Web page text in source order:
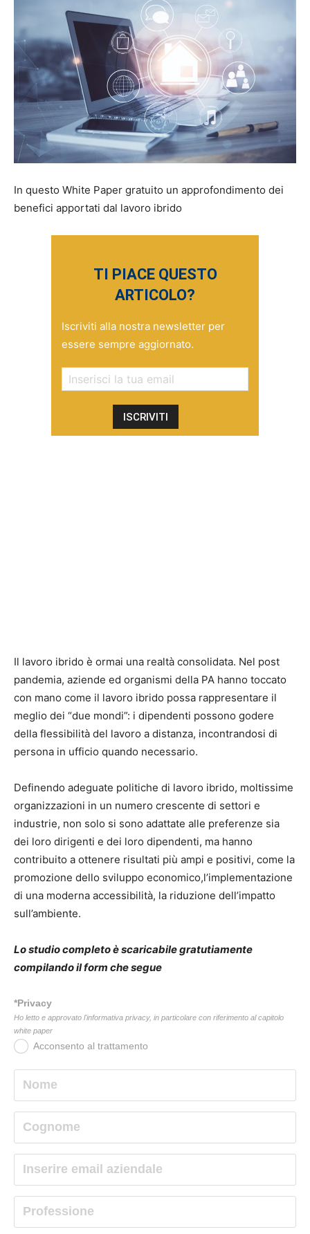
In questo White Paper gratuito un approfondimento dei
benefici apportati dal lavoro ibrido
TI PIACE QUESTO
ARTICOLO?
Iscriviti alla nostra newsletter per
essere sempre aggiornato.
Il lavoro ibrido è ormai una realtà consolidata. Nel post
pandemia, aziende ed organismi della PA hanno toccato
con mano come il lavoro ibrido possa rappresentare il
meglio dei “due mondi”: i dipendenti possono godere
della flessibilità del lavoro a distanza, incontrandosi di
persona in ufficio quando necessario.
Definendo adeguate politiche di lavoro ibrido, moltissime
organizzazioni in un numero crescente di settori e
industrie, non solo si sono adattate alle preferenze sia
dei loro dirigenti e dei loro dipendenti, ma hanno
contribuito a ottenere risultati più ampi e positivi, come la
promozione dello sviluppo economico,l’implementazione
di una moderna accessibilità, la riduzione dell’impatto
sull’ambiente.
Lo studio completo è scaricabile gratutiamente
compilando il form che segue
*Privacy
Ho letto e approvato l'informativa privacy, in particolare con riferimento al capitolo
white paper
Acconsento al trattamento